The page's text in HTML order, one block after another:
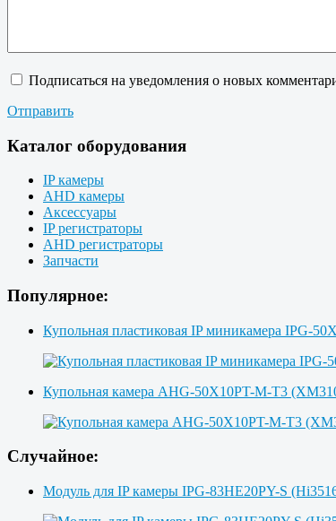
Подписаться на уведомления о новых
Отправить
Каталог оборудования
IP камеры
AHD камеры
Аксессуары
IP регистраторы
AHD регистраторы
Запчасти
Популярное:
Купольная пластиковая IP миникамера IPG-
Купольная камера AHG-50X10PT-M-T3
Случайное:
Модуль для IP камеры IPG-83HE20PY-S